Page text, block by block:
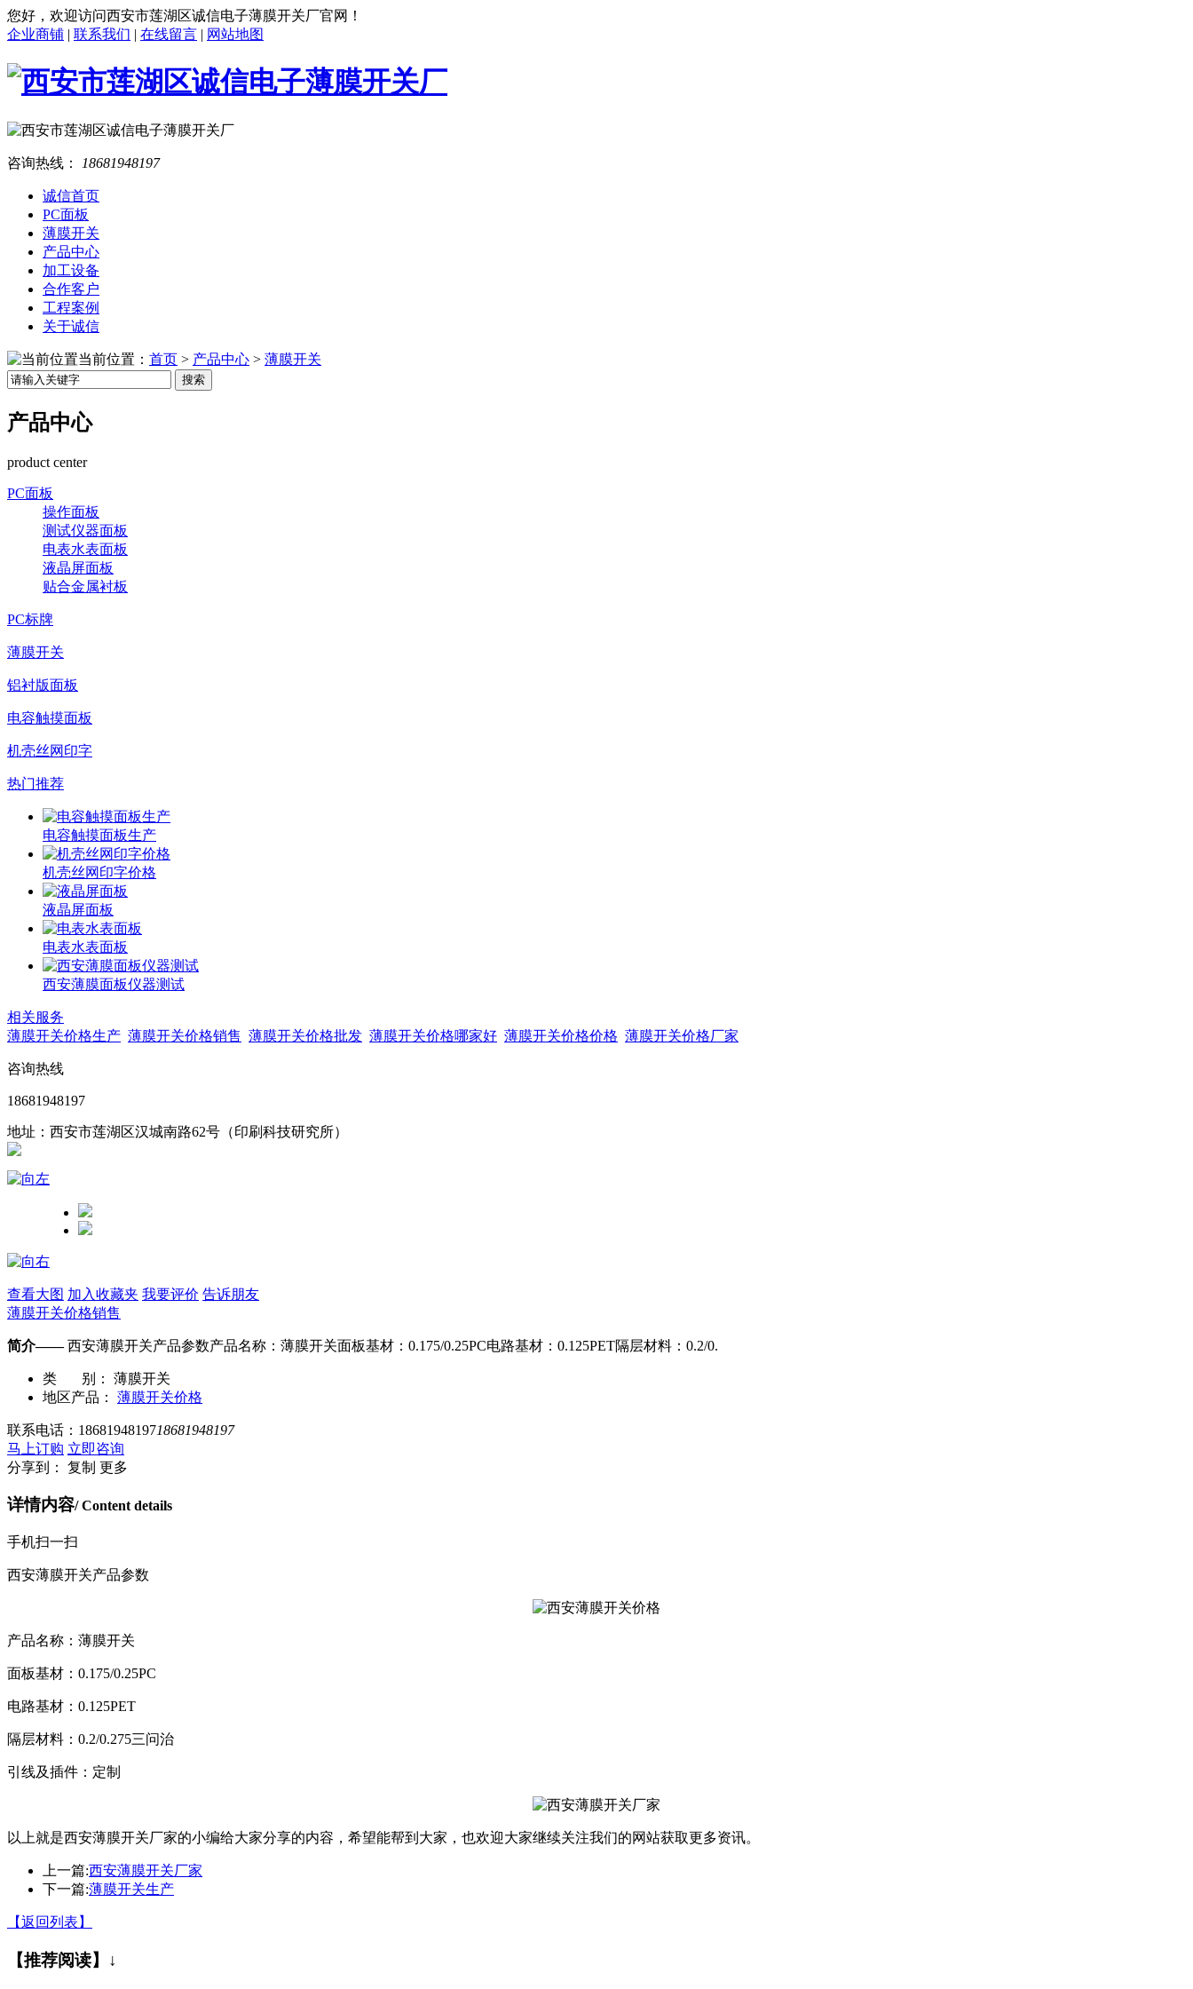
您好，欢迎访问西安市莲湖区诚信电子薄膜开关厂官网！
企业商铺 | 联系我们 | 在线留言 | 网站地图
咨询热线： 18681948197
诚信首页
PC面板
薄膜开关
产品中心
加工设备
合作客户
工程案例
关于诚信
当前位置： 首页 > 产品中心 > 薄膜开关
搜索
产品中心
product center
PC面板
操作面板
测试仪器面板
电表水表面板
液晶屏面板
贴合金属衬板
PC标牌
薄膜开关
铝衬版面板
电容触摸面板
机壳丝网印字
热门推荐
电容触摸面板生产
机壳丝网印字价格
液晶屏面板
电表水表面板
西安薄膜面板仪器测试
相关服务
薄膜开关价格生产 薄膜开关价格销售 薄膜开关价格批发 薄膜开关价格哪家好 薄膜开关价格价格 薄膜开关价格厂家
咨询热线
18681948197
地址：西安市莲湖区汉城南路62号（印刷科技研究所）
查看大图 加入收藏夹 我要评价 告诉朋友
薄膜开关价格销售
简介——西安薄膜开关产品参数产品名称：薄膜开关面板基材：0.175/0.25PC电路基材：0.125PET隔层材料：0.2/0.
类 别：
薄膜开关
地区产品：
薄膜开关价格
联系电话： 1868194819718681948197
马上订购 立即咨询
分享到：
复制 更多
详情内容/ Content details
手机扫一扫
西安薄膜开关产品参数
产品名称：薄膜开关
面板基材：0.175/0.25PC
电路基材：0.125PET
隔层材料：0.2/0.275三问治
引线及插件：定制
以上就是西安薄膜开关厂家的小编给大家分享的内容，希望能帮到大家，也欢迎大家继续关注我们的网站获取更多资讯。
上一篇:西安薄膜开关厂家
下一篇:薄膜开关生产
【返回列表】
【推荐阅读】↓